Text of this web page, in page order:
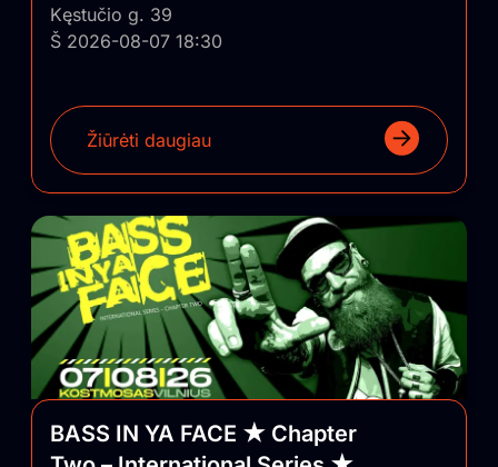
Kęstučio g. 39
Š 2026-08-07 18:30
Žiūrėti daugiau
BASS IN YA FACE ★ Chapter